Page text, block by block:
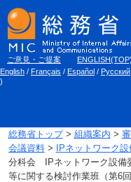
ご意見・ご提案 ENGLISH(TOP)
English / Français / Español / Русский
)
総務省トップ> 組織案内 >
会議資料> IPネットワーク
分科会 IPネットワーク設備
等に関する検討作業班（第6